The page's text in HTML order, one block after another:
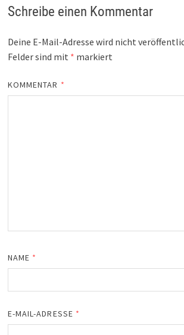
Schreibe einen Kommentar
Deine E-Mail-Adresse wird nicht
Felder sind mit * markiert
KOMMENTAR *
NAME *
E-MAIL-ADRESSE *